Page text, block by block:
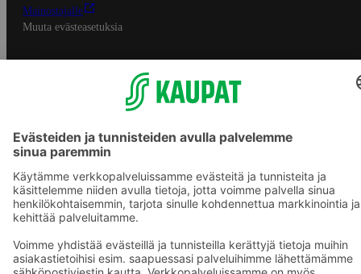
Mainostajalle
Muuta evästeasetuksia
S-ryhmän palvelut
S-ryhmä
Asiakasomistajuus
Yhteishyvä Ruoka -sovellus
S-ostoslista -sovellus
Prisma.fi
Sokos.fi
S-Pankki
Yhteishyvä